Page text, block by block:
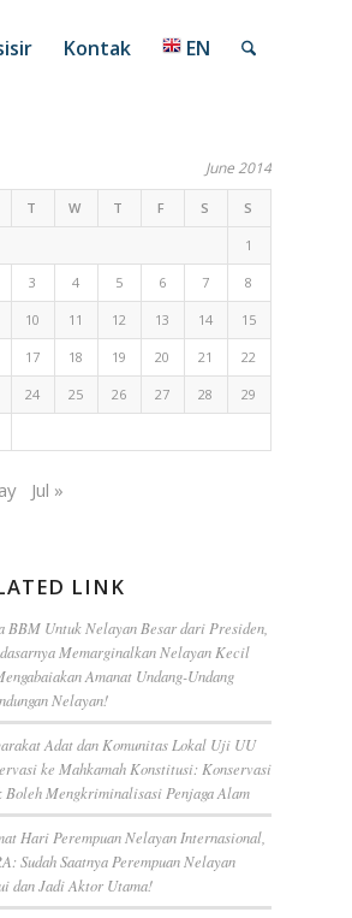
Kontak EN
June 2014
T W T F S S
1
3 4 5 6 7 8
10 11 12 13 14 15
17 18 19 20 21 22
24 25 26 27 28 29
Jul »
LINK
BBM Untuk Nelayan Besar dari Presiden,
Memarginalkan Nelayan Kecil
Amanat Undang-Undang
Nelayan!
Adat dan Komunitas Lokal Uji UU
ke Mahkamah Konstitusi: Konservasi
Boleh Mengkriminalisasi Penjaga Alam
Hari Perempuan Nelayan Internasional,
Sudah Saatnya Perempuan Nelayan
dan Jadi Aktor Utama!